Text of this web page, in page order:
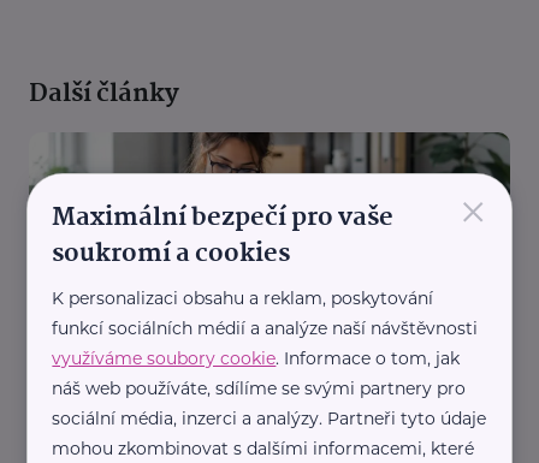
Další články
Česká správa sociálního zabezpečení
ČSSZ vydala nového průvodce pro OSVČ.
Začínajícím podnikatelům usnadní orientaci v
sociálním zabezpečení
Legislativa Práce, zaměstnání Vzdělání
×
Maximální bezpečí pro vaše
soukromí a cookies
K personalizaci obsahu a reklam, poskytování
funkcí sociálních médií a analýze naší návštěvnosti
využíváme soubory cookie. Informace o tom, jak
náš web používáte, sdílíme se svými partnery pro
sociální média, inzerci a analýzy. Partneři tyto údaje
mohou zkombinovat s dalšími informacemi, které